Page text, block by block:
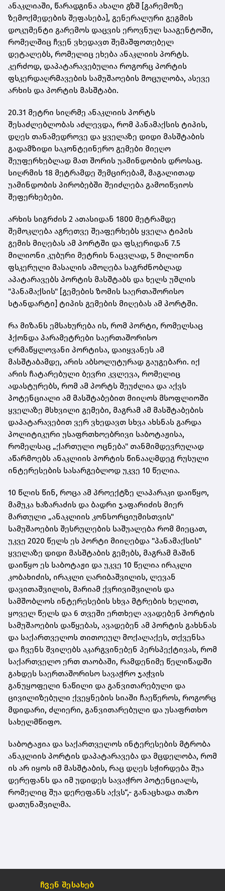
ანაკლიაში, წარადგინა ახალი გზშ [გარემოზე
ზემოქმედების შეფასება], გენერალური გეგმის
დოკუმენტი გარემოს დაცვის ეროვნულ სააგენტოში,
რომელშიც ჩვენ ვხედავთ შემაშფოთებელ
დეტალებს, რომელიც ეხება ანაკლიის პორტს.
კერძოდ, დაპატარავებულია როგორც პორტის
ფსკერდაღრმავების სამუშაოების მოცულობა, ასევე
არხის და პორტის მასშტაბი.
20.31 მეტრი სიღრმე ანაკლიის პორტს
შესაძლებლობას აძლევდა, რომ პანამაქსის ტიპის,
დღეს თანამედროვე და ყველაზე დიდი მასშტაბის
გადამზიდი საკონტეინერო გემები მიეღო
შეუფერხებლად მათ შორის უამინდობის დროსაც.
სიღრმის 18 მეტრამდე შემცირებამ, მაგალითად
უამინდობის პირობებში შეიძლება გამოიწვიოს
შეფერხებები.
არხის სიგრძის 2 ათასიდან 1800 მეტრამდე
შემოკლება აგრეთვე შეაფერხებს ყველა ტიპის
გემის მიღებას ამ პორტში და ფსკერიდან 7.5
მილიონი კუბური მეტრის ნაცვლად, 5 მილიონი
ფსკერული მასალის ამოღება საგრძნობლად
აპატარავებს პორტის მასშტაბს და ხელს უშლის
"პანამაქსის" [გემების ზომის საერთაშორისო
სტანდარტი] ტიპის გემების მიღებას ამ პორტში.
რა მიზანს ემსახურება ის, რომ პორტი, რომელსაც
ჰქონდა პარამეტრები საერთაშორისო
ღრმაწყლოვანი პორტისა, დაიყვანეს ამ
მასშტაბამდე, არის აბსოლუტურად გაუგებარი. იქ
არის ჩატარებული ბევრი კვლევა, რომელიც
ადასტურებს, რომ ამ პორტს შეუძლია და აქვს
პოტენციალი ამ მასშტაბებით მიიღოს მსოფლიოში
ყველაზე მსხვილი გემები, მაგრამ ამ მასშტაბების
დაპატარავებით ვერ ვხედავთ სხვა ახსნას გარდა
პოლიტიკური უსაფრთხოებრივი საბოტაჟისა,
რომელსაც „ქართული ოცნება" თანმიმდევრულად
აწარმოებს ანაკლიის პორტის წინააღმდეგ რუსული
ინტერესების სასარგებლოდ უკვე 10 წელია.
10 წლის წინ, როცა ამ პროექტზე ლაპარაკი დაიწყო,
მამუკა ხაზარაძის და ბადრი ჯაფარიძის მიერ
მართული „ანაკლიის კონსორციუმისთვის"
სამუშაოების შესრულების საშუალება რომ მიეცათ,
უკვე 2020 წელს ეს პორტი მიიღებდა "პანამაქსის"
ყველაზე დიდი მასშტაბის გემებს, მაგრამ მაშინ
დაიწყო ეს საბოტაჟი და უკვე 10 წელია ირაკლი
კობახიძის, ირაკლი ღარიბაშვილის, ლევან
დავითაშვილის, მარიამ ქვრივიშვილის და
სამშობლოს ინტერესების სხვა მტრების ხელით,
ყოველ წელს და 6 თვეში ერთხელ ავადებენ პორტის
სამუშაოების დაწყებას, ავადებენ ამ პორტის გახსნას
და საქართველოს თითოეულ მოქალაქეს, თქვენსა
და ჩვენს შვილებს აკარგვინებენ პერსპექტივას, რომ
საქართველო ერთ თაობაში, რამდენიმე წელიწადში
გახდეს საერთაშორისო სავაჭრო ჯაჭვის
განუყოფელი ნაწილი და განვითარებული და
ცივილიზებული ქვეყნების სიაში ჩაეწეროს, როგორც
მდიდარი, ძლიერი, განვითარებული და უსაფრთხო
სახელმწიფო.
საბოტაჟია და საქართველოს ინტერესების მტრობა
ანაკლიის პორტის დაპატარავება და მცდელობა, რომ
ის არ იყოს იმ მასშტაბის, რაც დღეს სჭირდება შუა
დერეფანს და იმ უდიდეს სავაჭრო პოტენციალს,
რომელიც შუა დერეფანს აქვს“,- განაცხადა თაზო
დათუნაშვილმა.
ჩვენ შესახებ